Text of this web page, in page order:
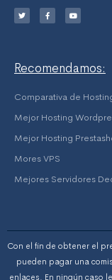
i
t
t
c
e
b
u
t
u
Recomendamos:
Comparativa de
Mejor Hosting
Mejor Hosting
Mores VPS
Mejores Servidores
Con el fin de obtener el
pueden pagar una
enlaces. En ningún caso